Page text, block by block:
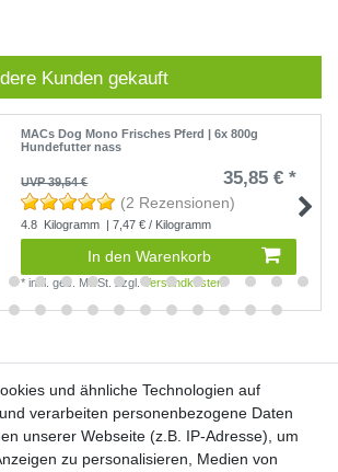
Kunden gekauft
MACs Dog Mono Frisches Pferd | 6x 800g
Hundefutter nass
UVP 39,54 € 35,85 € *
(2 Rezensionen)
4.8 Kilogramm | 7,47 € / Kilogramm
In den Warenkorb
*inkl. ges. MwSt. zzgl. Versandkosten
info@zooheld.de
und ähnliche Technologien auf
verarbeiten personenbezogene Daten
unserer Webseite (z.B. IP-Adresse), um
zu personalisieren, Medien von
und ähnliche Technologien auf
verarbeiten personenbezogene Daten
unserer Webseite (z.B. IP-Adresse), um
zu personalisieren, Medien von